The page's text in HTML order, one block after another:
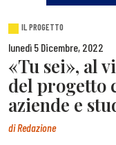
IL PROGETTO
lunedì 5 Dicembre, 2022
«Tu sei», al
del progetto
aziende e
diRedazione